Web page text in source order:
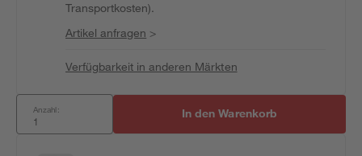
Transportkosten).
Artikel anfragen >
Verfügbarkeit in anderen Märkten
Anzahl: In den Warenkorb